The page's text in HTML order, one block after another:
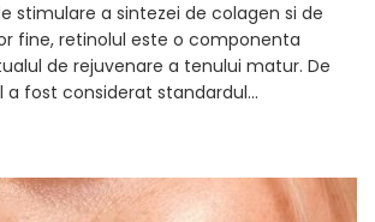
stimulare a sintezei de colagen si de
fine, retinolul este o componenta
de rejuvenare a tenului matur. De
a fost considerat standardul...